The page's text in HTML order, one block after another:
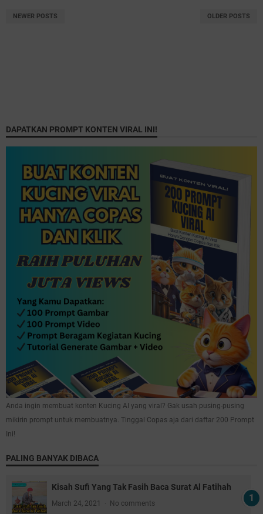
NEWER POSTS OLDER POSTS
DAPATKAN PROMPT KONTEN VIRAL INI!
Anda ingin membuat konten Kucing AI yang viral? Gak usah pusing-pusing
mikirin prompt untuk membuatnya. Tinggal Copas aja dari daftar 200 Prompt
Ini!
PALING BANYAK DIBACA
Kisah Sufi Yang Tak Fasih Baca Surat Al Fatihah
March 24, 2021 No comments